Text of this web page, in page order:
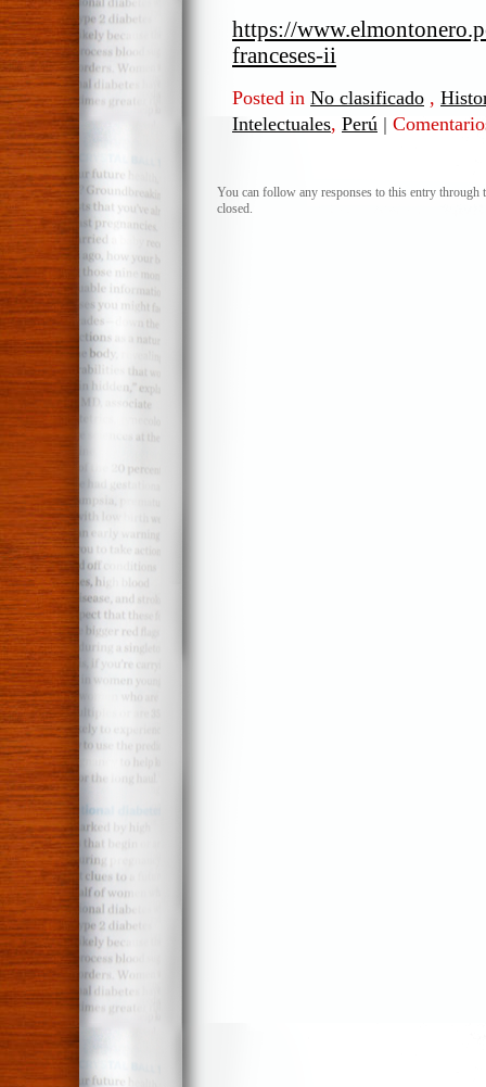
https://
franceses-ii
Posted in No clasificado ,
Intelectuales, Perú |
You can follow any responses to this entry through
closed.